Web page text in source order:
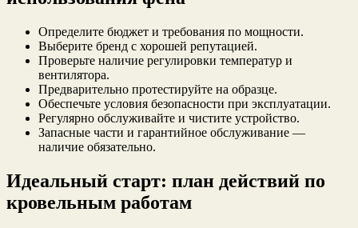
Определите бюджет и требования по мощности.
Выберите бренд с хорошей репутацией.
Проверьте наличие регулировки температур и
вентилятора.
Предварительно протестируйте на образце.
Обеспечьте условия безопасности при эксплуатации.
Регулярно обслуживайте и чистите устройство.
Запасные части и гарантийное обслуживание —
наличие обязательно.
Идеальный старт: план действий по
кровельным работам